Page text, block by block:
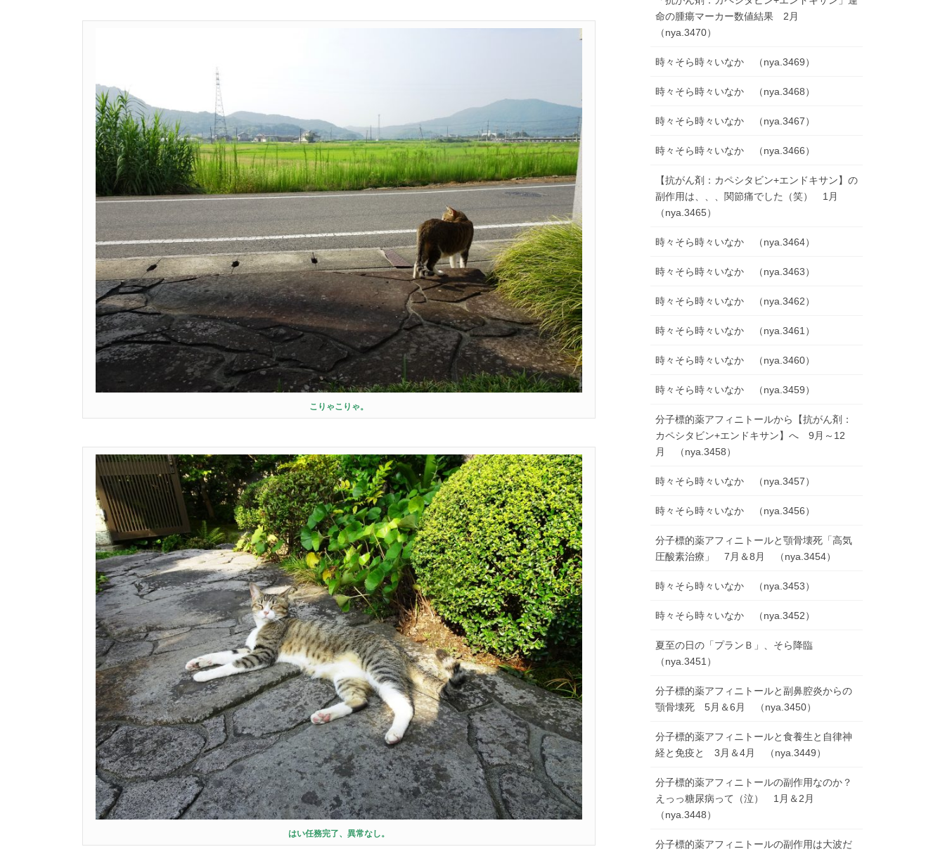
こりゃこりゃ。
はい任務完了、異常なし。
命の腫瘍マーカー数値結果 2月
（nya.3470）
時々そら時々いなか （nya.3469）
時々そら時々いなか （nya.3468）
時々そら時々いなか （nya.3467）
時々そら時々いなか （nya.3466）
【抗がん剤：カペシタビン+エンドキサン】の
副作用は、、、関節痛でした（笑） 1月
（nya.3465）
時々そら時々いなか （nya.3464）
時々そら時々いなか （nya.3463）
時々そら時々いなか （nya.3462）
時々そら時々いなか （nya.3461）
時々そら時々いなか （nya.3460）
時々そら時々いなか （nya.3459）
分子標的薬アフィニトールから【抗がん剤：
カペシタビン+エンドキサン】へ 9月～12
月 （nya.3458）
時々そら時々いなか （nya.3457）
時々そら時々いなか （nya.3456）
分子標的薬アフィニトールと顎骨壊死「高気
圧酸素治療」 7月＆8月 （nya.3454）
時々そら時々いなか （nya.3453）
時々そら時々いなか （nya.3452）
夏至の日の「プランＢ」、そら降臨
（nya.3451）
分子標的薬アフィニトールと副鼻腔炎からの
顎骨壊死 5月＆6月 （nya.3450）
分子標的薬アフィニトールと食養生と自律神
経と免疫と 3月＆4月 （nya.3449）
分子標的薬アフィニトールの副作用なのか？
えっっ糖尿病って（泣） 1月＆2月
（nya.3448）
分子標的薬アフィニトールの副作用は大波だ